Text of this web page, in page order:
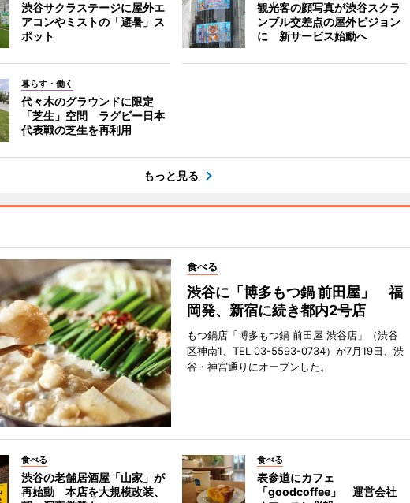
渋谷サクラステージに屋外エ
アコンやミストの「避暑」ス
ポット
観光客の顔写真が渋谷スクラ
ンブル交差点の屋外ビジョン
に 新サービス始動へ
暮らす・働く
代々木のグラウンドに限定
「芝生」空間 ラグビー日本
代表戦の芝生を再利用
もっと見る
食べる
渋谷に「博多もつ鍋 前田屋」 福
岡発、新宿に続き都内2号店
もつ鍋店「博多もつ鍋 前田屋 渋谷店」（渋谷
区神南1、TEL 03-5593-0734）が7月19日、渋
谷・神宮通りにオープンした。
食べる
渋谷の老舗居酒屋「山家」が
再始動 本店を大規模改装、
食べる
表参道にカフェ
「goodcoffee」 運営会社